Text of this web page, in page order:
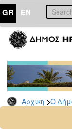
GR EN
Αρχική Ο
ΔΗΜΟΣ
Δελτία
Τύπου
Αρχείο
2026
2024